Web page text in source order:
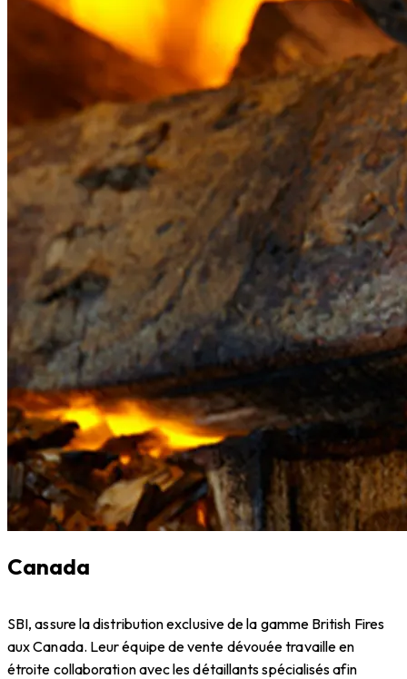
Canada
SBI, assure la distribution exclusive de la gamme British Fires
aux Canada. Leur équipe de vente dévouée travaille en
étroite collaboration avec les détaillants spécialisés afin